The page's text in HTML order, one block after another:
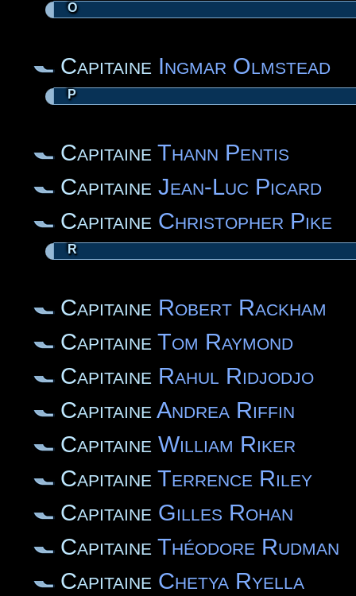
O
Capitaine Ingmar Olmstead
P
Capitaine Thann Pentis
Capitaine Jean-Luc Picard
Capitaine Christopher Pike
R
Capitaine Robert Rackham
Capitaine Tom Raymond
Capitaine Rahul Ridjodjo
Capitaine Andrea Riffin
Capitaine William Riker
Capitaine Terrence Riley
Capitaine Gilles Rohan
Capitaine Théodore Rudman
Capitaine Chetya Ryella